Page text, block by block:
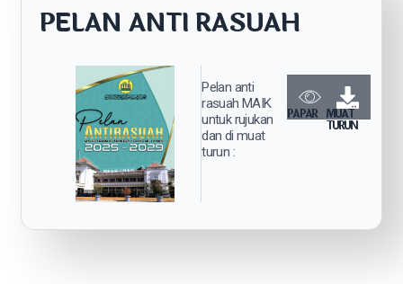
PELAN ANTI RASUAH
Pelan anti
rasuah MAIK
untuk rujukan
dan di muat
turun :
PAPAR MUAT
TURUN